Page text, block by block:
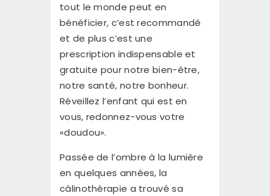
tout le monde peut en
bénéficier, c’est recommandé
et de plus c’est une
prescription indispensable et
gratuite pour notre bien-être,
notre santé, notre bonheur.
Réveillez l’enfant qui est en
vous, redonnez-vous votre
«doudou».
Passée de l’ombre à la lumière
en quelques années, la
câlinothérapie a trouvé sa